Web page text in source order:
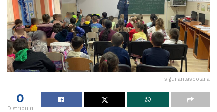
sigurantascolara
0
Distribuiri